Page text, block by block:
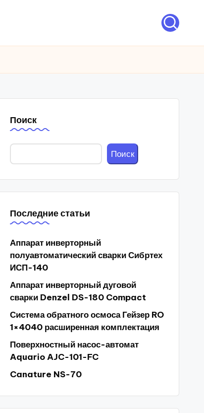
Поиск
Поиск
Последние статьи
Аппарат инверторный
полуавтоматический сварки Сибртех
ИСП-140
Аппарат инверторный дуговой
сварки Denzel DS-180 Compact
Система обратного осмоса Гейзер RO
1×4040 расширенная комплектация
Поверхностный насос-автомат
Aquario AJC-101-FC
Canature NS-70